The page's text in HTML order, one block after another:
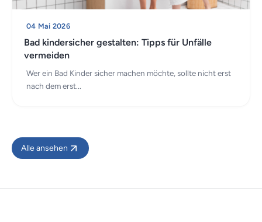
04 Mai 2026
Bad kindersicher gestalten: Tipps für Unfälle
vermeiden
Wer ein Bad Kinder sicher machen möchte, sollte nicht erst
nach dem erst...
Alle ansehen